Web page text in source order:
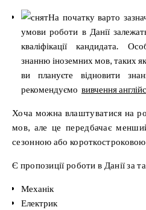
На початку варто
умови роботи в Данії
кваліфікації кандидата.
знанню іноземних мов, таких
ви плануєте відновити
рекомендуємо вивчення
Хоча можна влаштуватися на
мов, але це передбачає
сезонною або
Є пропозиції роботи в Данії за
Механік
Електрик